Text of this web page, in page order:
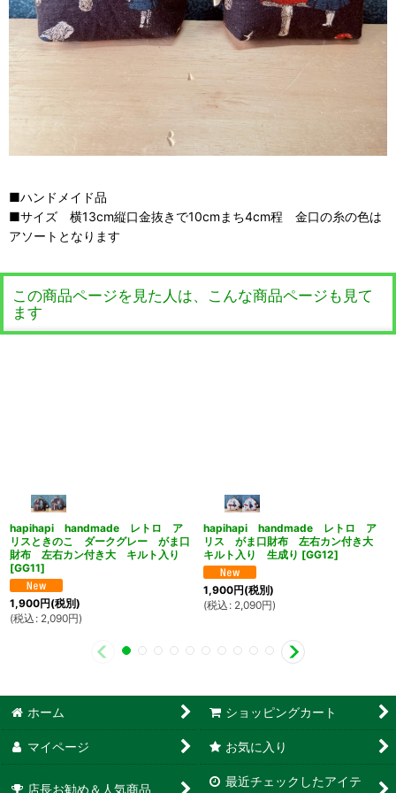
■ハンドメイド品
■サイズ 横13cm縦口金抜きで10cmまち4cm程 金口の糸の色は
アソートとなります
この商品ページを見た人は、こんな商品ページも見て
ます
hapihapi handmade レトロ ア
リスときのこ ダークグレー がま口
財布 左右カン付き大 キルト入り
[GG11]
1,900円(税別)
(税込 : 2,090円)
hapihapi handmade レトロ ア
リス がま口財布 左右カン付き大
キルト入り 生成り [GG12]
1,900円(税別)
(税込 : 2,090円)
ホーム ショッピングカート
マイページ お気に入り
店長お勧め＆人気商品
最近チェックしたアイテ